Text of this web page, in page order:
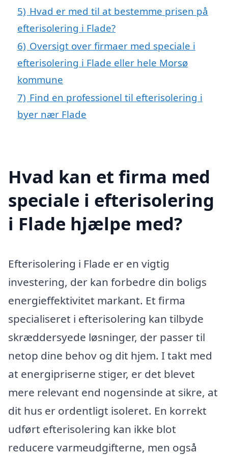
5) Hvad er med til at bestemme prisen på
efterisolering i Flade?
6) Oversigt over firmaer med speciale i
efterisolering i Flade eller hele Morsø
kommune
7) Find en professionel til efterisolering i
byer nær Flade
Hvad kan et firma med
speciale i efterisolering
i Flade hjælpe med?
Efterisolering i Flade er en vigtig
investering, der kan forbedre din boligs
energieffektivitet markant. Et firma
specialiseret i efterisolering kan tilbyde
skræddersyede løsninger, der passer til
netop dine behov og dit hjem. I takt med
at energipriserne stiger, er det blevet
mere relevant end nogensinde at sikre, at
dit hus er ordentligt isoleret. En korrekt
udført efterisolering kan ikke blot
reducere varmeudgifterne, men også